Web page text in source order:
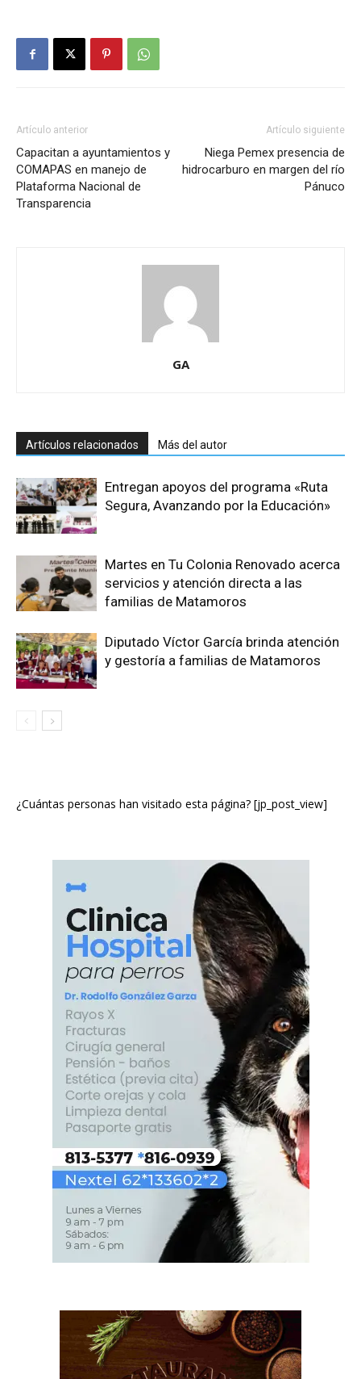
Artículo anterior
Capacitan a ayuntamientos y
COMAPAS en manejo de
Plataforma Nacional de
Transparencia
Artículo siguiente
Niega Pemex presencia de
hidrocarburo en margen del río
Pánuco
GA
Artículos relacionados Más del autor
Entregan apoyos del programa «Ruta
Segura, Avanzando por la Educación»
Martes en Tu Colonia Renovado acerca
servicios y atención directa a las
familias de Matamoros
Diputado Víctor García brinda atención
y gestoría a familias de Matamoros
¿Cuántas personas han visitado esta página? [jp_post_view]